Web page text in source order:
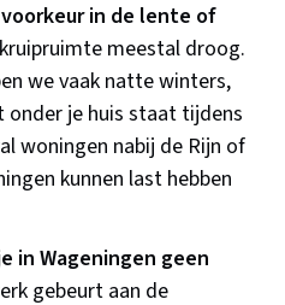
in de lente of
meestal droog.
we vaak natte winters,
je huis staat tijdens
woningen nabij de Rijn of
kunnen last hebben
in Wageningen geen
gebeurt aan de